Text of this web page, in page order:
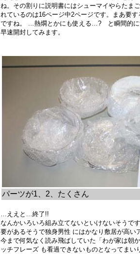
ね。その割りに説明書にはシューマイやらたま
れているのは16ページ中2ページです。まあ要
ですね。 …熱燗とかにも使える…? と瞬間的に
早速開封してみます。
パーツが1、2、たくさん
…ええと…終了!!
なんかいろいろ組み立てないといけないそうで
要があるそうで独身男性 にはかなり敷居が高い
今まで何気なく読み飛ばしていた「わが家は朝
ッチフレーズ も看過できないものとなってま